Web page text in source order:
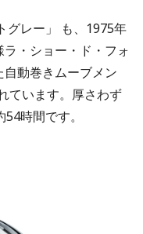
グレー」 も、1975年
・ショー・ド・フォ
動巻きムーブメン
ています。厚さわず
時間です。